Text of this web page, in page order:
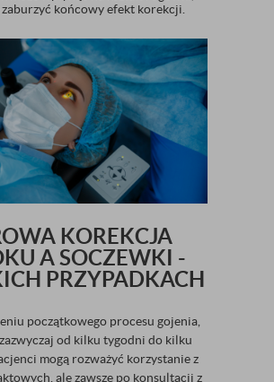
zaburzyć końcowy efekt korekcji.
KOREKCJA
A SOCZEWKI -
PRZYPADKACH
początkowego procesu gojenia,
od kilku tygodni do kilku
mogą rozważyć korzystanie z
ale zawsze po konsultacji z